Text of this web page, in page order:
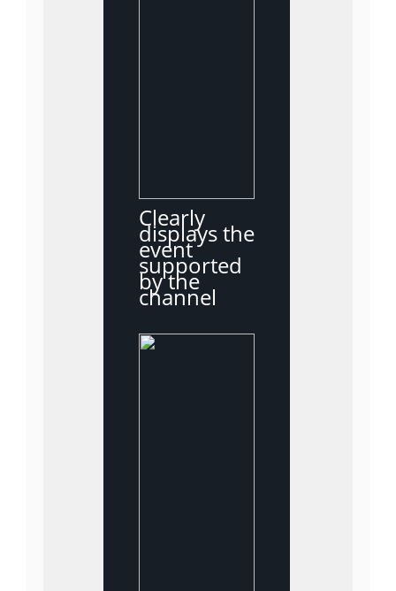
Clearly
displays the
event
supported
by the
channel